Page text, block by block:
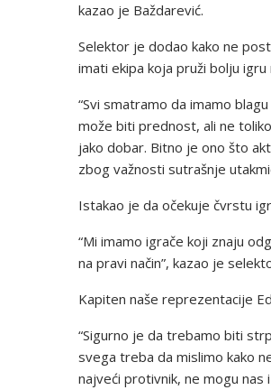
kazao je Baždarević.
Selektor je dodao kako ne
imati ekipa koja pruži bolju igru
“Svi smatramo da imamo
može biti prednost, ali ne
jako dobar. Bitno je ono što
zbog važnosti sutrašnje
Istakao je da očekuje čvrstu
“Mi imamo igrače koji znaju
na pravi način”, kazao je
Kapiten naše reprezentacije
“Sigurno je da trebamo biti
svega treba da mislimo kako
najveći protivnik, ne mogu